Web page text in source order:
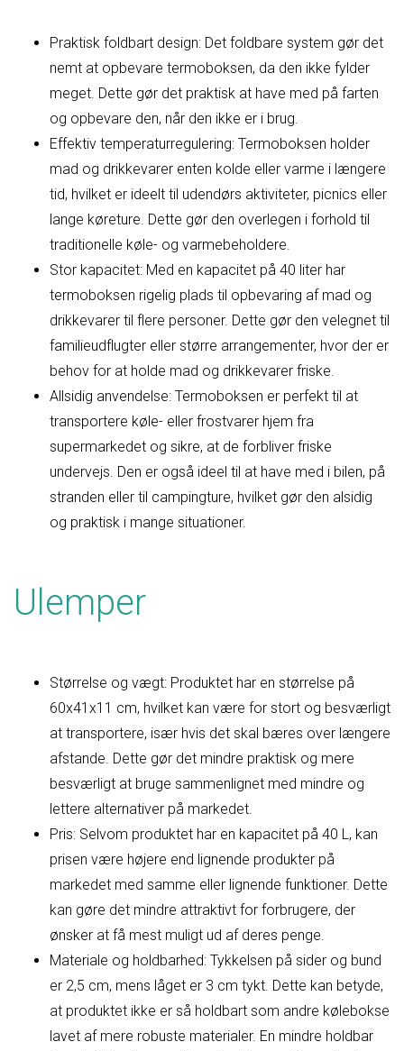
Praktisk foldbart design: Det foldbare system gør det
nemt at opbevare termoboksen, da den ikke fylder
meget. Dette gør det praktisk at have med på farten
og opbevare den, når den ikke er i brug.
Effektiv temperaturregulering: Termoboksen holder
mad og drikkevarer enten kolde eller varme i længere
tid, hvilket er ideelt til udendørs aktiviteter, picnics eller
lange køreture. Dette gør den overlegen i forhold til
traditionelle køle- og varmebeholdere.
Stor kapacitet: Med en kapacitet på 40 liter har
termoboksen rigelig plads til opbevaring af mad og
drikkevarer til flere personer. Dette gør den velegnet til
familieudflugter eller større arrangementer, hvor der er
behov for at holde mad og drikkevarer friske.
Allsidig anvendelse: Termoboksen er perfekt til at
transportere køle- eller frostvarer hjem fra
supermarkedet og sikre, at de forbliver friske
undervejs. Den er også ideel til at have med i bilen, på
stranden eller til campingture, hvilket gør den alsidig
og praktisk i mange situationer.
Ulemper
Størrelse og vægt: Produktet har en størrelse på
60x41x11 cm, hvilket kan være for stort og besværligt
at transportere, især hvis det skal bæres over længere
afstande. Dette gør det mindre praktisk og mere
besværligt at bruge sammenlignet med mindre og
lettere alternativer på markedet.
Pris: Selvom produktet har en kapacitet på 40 L, kan
prisen være højere end lignende produkter på
markedet med samme eller lignende funktioner. Dette
kan gøre det mindre attraktivt for forbrugere, der
ønsker at få mest muligt ud af deres penge.
Materiale og holdbarhed: Tykkelsen på sider og bund
er 2,5 cm, mens låget er 3 cm tykt. Dette kan betyde,
at produktet ikke er så holdbart som andre kølebokse
lavet af mere robuste materialer. En mindre holdbar